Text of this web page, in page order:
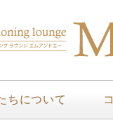
ちについて